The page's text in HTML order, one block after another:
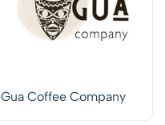
Gua Coffee Company